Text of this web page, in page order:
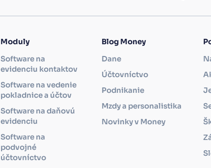
Moduly
Software na
evidenciu kontaktov
Software na vedenie
pokladnice a účtov
Software na daňovú
evidenciu
Software na
podvojné
účtovníctvo
Blog Money
Dane
Účtovníctvo
Podnikanie
Mzdy a personalistika
Novinky v Money